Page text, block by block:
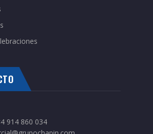
914 860 034